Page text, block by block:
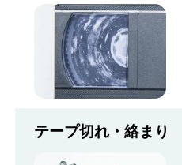
テープ切れ・絡まり